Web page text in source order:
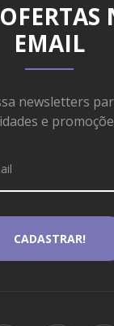
EMAIL
newsletters
e